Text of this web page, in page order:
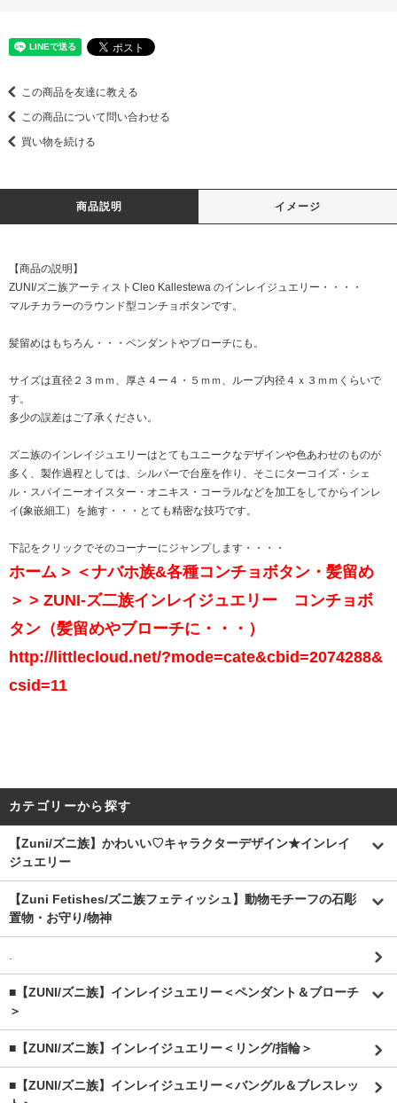
この商品を友達に教える
この商品について問い合わせる
買い物を続ける
商品説明 イメージ
【商品の説明】
ZUNI/ズニ族アーティストCleo Kallestewa のインレイジュエリー・・・・
マルチカラーのラウンド型コンチョボタンです。
髪留めはもちろん・・・ペンダントやブローチにも。
サイズは直径２３ｍｍ、厚さ４ー４・５ｍｍ、ループ内径４ｘ３ｍｍくらいで
す。
多少の誤差はご了承ください。
ズニ族のインレイジュエリーはとてもユニークなデザインや色あわせのものが
多く、製作過程としては、シルバーで台座を作り、そこにターコイズ・シェ
ル・スパイニーオイスター・オニキス・コーラルなどを加工をしてからインレ
イ(象嵌細工）を施す・・・とても精密な技巧です。
下記をクリックでそのコーナーにジャンプします・・・・
ホーム > ＜ナバホ族&各種コンチョボタン・髪留め
＞ > ZUNI-ズ二族インレイジュエリー コンチョボ
タン（髪留めやブローチに・・・）
http://littlecloud.net/?mode=cate&cbid=2074288&
csid=11
カテゴリーから探す
【Zuni/ズニ族】かわいい♡キャラクターデザイン★インレイ
ジュエリー
【Zuni Fetishes/ズニ族フェティッシュ】動物モチーフの石彫
置物・お守り/物神
.
■【ZUNI/ズニ族】インレイジュエリー＜ペンダント＆ブローチ
＞
■【ZUNI/ズニ族】インレイジュエリー＜リング/指輪＞
■【ZUNI/ズニ族】インレイジュエリー＜バングル＆ブレスレッ